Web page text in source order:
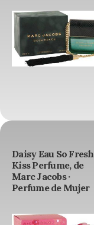
Daisy Eau So Fresh
Kiss Perfume, de
Marc Jacobs ·
Perfume de Mujer